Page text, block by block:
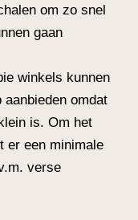
om zo snel
gaan
winkels kunnen
omdat
is. Om het
er een minimale
verse